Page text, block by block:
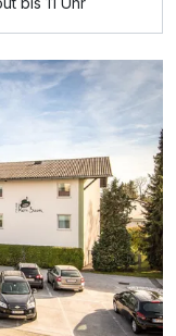
p.P. ab80,00 €